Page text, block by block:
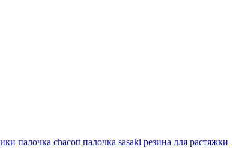
палочка chacott палочка sasaki резина для растяжки